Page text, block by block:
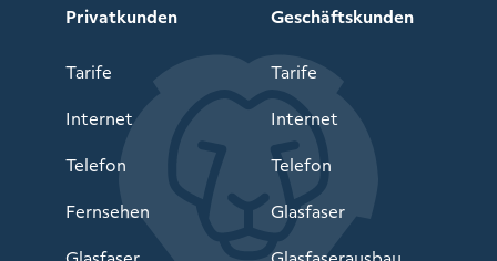
Privatkunden
Tarife
Internet
Telefon
Fernsehen
Geschäftskunden
Tarife
Internet
Telefon
Glasfaser